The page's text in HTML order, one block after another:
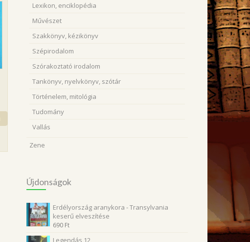
Lexikon, enciklopédia
Művészet
Szakkönyv, kézikönyv
Szépirodalom
Szórakoztató irodalom
Tankönyv, nyelvkönyv, szótár
Történelem, mitológia
Tudomány
Vallás
Zene
Újdonságok
Erdélyország aranykora - Transylvania
keserű elveszítése
690 Ft
Legendás 12